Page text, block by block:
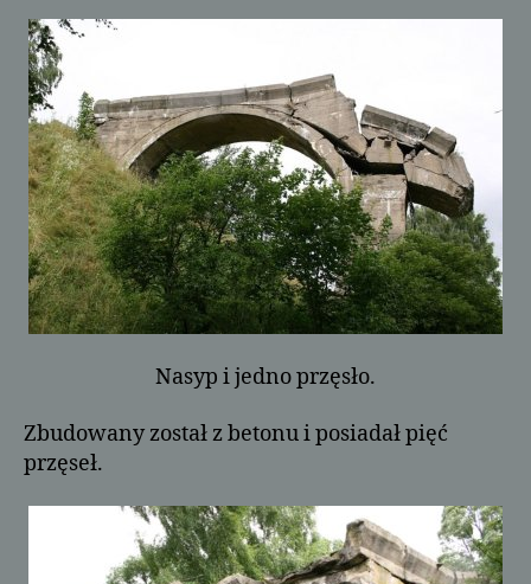
Nasyp i jedno przęsło.
Zbudowany został z betonu i posiadał pięć
przęseł.